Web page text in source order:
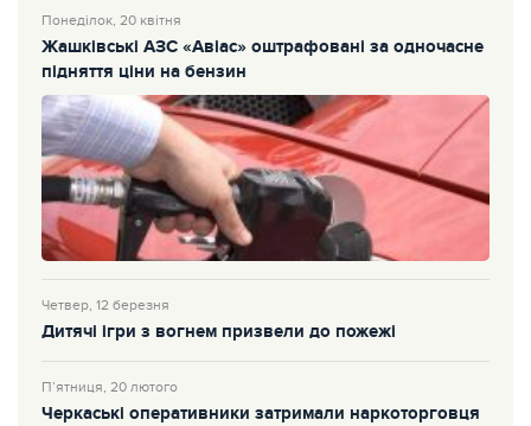
Понеділок, 20 квітня
Жашківські АЗС «Авіас» оштрафовані за одночасне
підняття ціни на бензин
Четвер, 12 березня
Дитячі ігри з вогнем призвели до пожежі
П’ятниця, 20 лютого
Черкаські оперативники затримали наркоторговця